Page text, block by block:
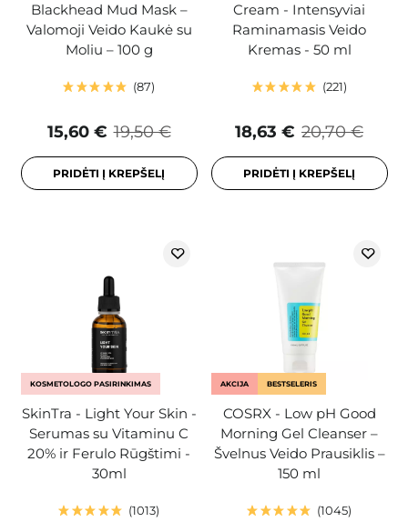
Blackhead Mud Mask –
Valomoji Veido Kaukė su
Moliu – 100 g
87
19,50 €
15,60 €
PRIDĖTI Į KREPŠELĮ
Cream - Intensyviai
Raminamasis Veido
Kremas - 50 ml
221
20,70 €
18,63 €
PRIDĖTI Į KREPŠELĮ
KOSMETOLOGO PASIRINKIMAS
SkinTra - Light Your Skin -
Serumas su Vitaminu C
20% ir Ferulo Rūgštimi -
30ml
1013
AKCIJA BESTSELERIS
COSRX - Low pH Good
Morning Gel Cleanser –
Švelnus Veido Prausiklis –
150 ml
1045